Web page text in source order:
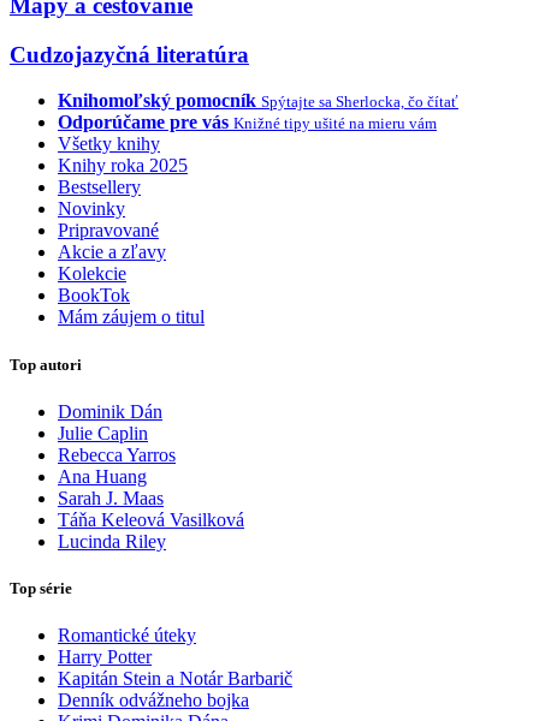
Mapy a cestovanie
Cudzojazyčná literatúra
Knihomoľský pomocník Spýtajte sa Sherlocka, čo čítať
Odporúčame pre vás Knižné tipy ušité na mieru vám
Všetky knihy
Knihy roka 2025
Bestsellery
Novinky
Pripravované
Akcie a zľavy
Kolekcie
BookTok
Mám záujem o titul
Top autori
Dominik Dán
Julie Caplin
Rebecca Yarros
Ana Huang
Sarah J. Maas
Táňa Keleová Vasilková
Lucinda Riley
Top série
Romantické úteky
Harry Potter
Kapitán Stein a Notár Barbarič
Denník odvážneho bojka